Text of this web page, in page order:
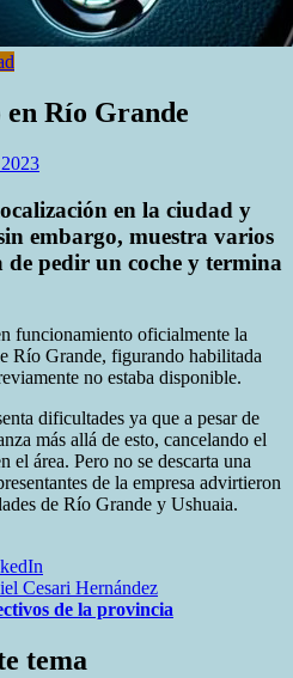
Río Grande
en la ciudad y
embargo, muestra varios
de pedir un coche y termina
funcionamiento oficialmente la
Río Grande, figurando habilitada
no estaba disponible.
dificultades ya que a pesar de
más allá de esto, cancelando el
el área. Pero no se descarta una
de la empresa advirtieron
de Río Grande y Ushuaia.
Cesari Hernández
de la provincia
tema